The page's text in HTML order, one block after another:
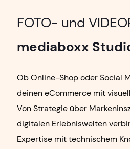
FOTO- und
mediaboxx
Ob Online-Shop oder Social
deinen eCommerce mit
Von Strategie über
digitalen Erlebniswelten
Expertise mit technischem